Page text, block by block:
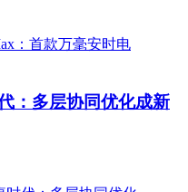
：多层协同优化成新